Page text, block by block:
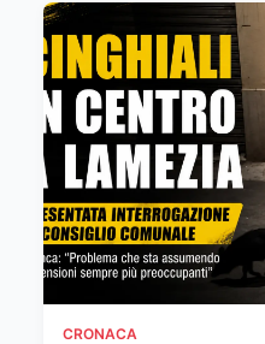
CRONACA